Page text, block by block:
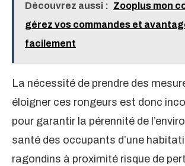
Découvrez aussi : Zooplus mon
gérez vos commandes et
facilement
La nécessité de prendre des
éloigner ces rongeurs est donc
pour garantir la pérennité de
santé des occupants d’une
ragondins à proximité risque de